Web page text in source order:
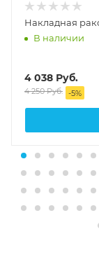
Накладная
В наличии
4 038 Руб.
4 250Руб. -5%